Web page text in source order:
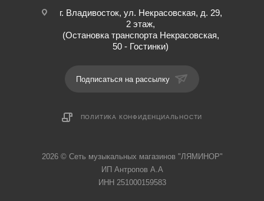
г. Владивосток, ул. Некрасовская, д. 29,
2 этаж,
(Остановка транспорта Некрасовская,
50 - Гостинки)
Подписаться на рассылку
ПОЛИТИКА КОНФИДЕНЦИАЛЬНОСТИ
2026 © Cеть музыкальных магазинов "ЛЯМИНОР"
ИП Антропов А.А
ИНН 251000159583